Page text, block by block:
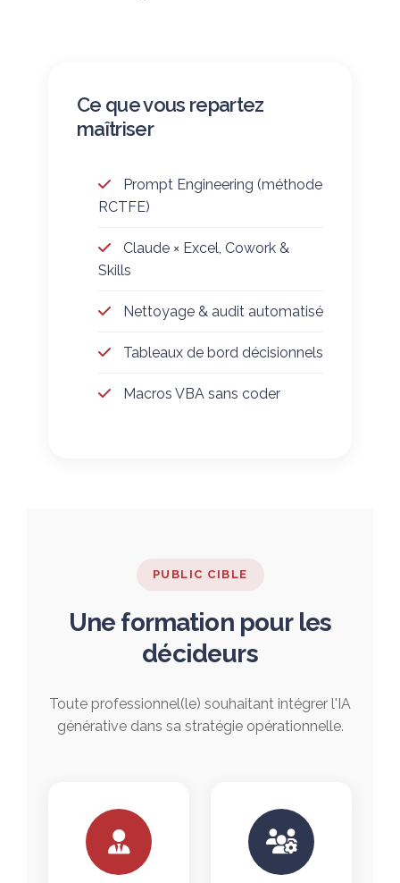
Ce que vous repartez
maîtriser
Prompt Engineering (méthode
RCTFE)
Claude × Excel, Cowork &
Skills
Nettoyage & audit automatisé
Tableaux de bord décisionnels
Macros VBA sans coder
PUBLIC CIBLE
Une formation pour les
décideurs
Toute professionnel(le) souhaitant intégrer l'IA
générative dans sa stratégie opérationnelle.